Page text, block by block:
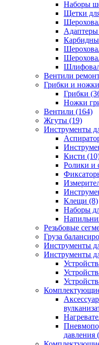
Наборы
Щетки
Адаптеры
Вентили
Грибки и
Грибки
Ножки
Вентили (164)
Жгуты (19)
Инструменты
Кисти
Ролики и
Клещи (8)
Наборы
Резьбовые
Груза
Инструменты
Инструменты
Комплектующие
давления